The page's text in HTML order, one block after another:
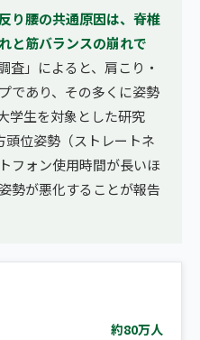
り腰の共通原因は、脊椎
と筋バランスの崩れで
査」によると、肩こり・
であり、その多くに姿勢
学生を対象とした研究
頭位姿勢（ストレートネ
フォン使用時間が長いほ
勢が悪化することが報告
約80万人